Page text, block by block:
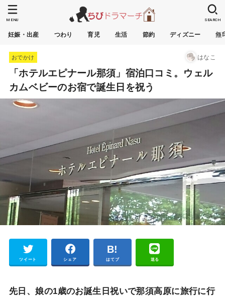
妊娠・出産 つわり 育児 生活 節約 ディズニー 無
SEARCH
MENU
おでかけ はなこ
「ホテルエピナール那須」宿泊口コミ。ウェル
カムベビーのお宿で誕生日を祝う
ツイート シェア はてブ 送る
先日、娘の1歳のお誕生日祝いで那須高原に旅行に行